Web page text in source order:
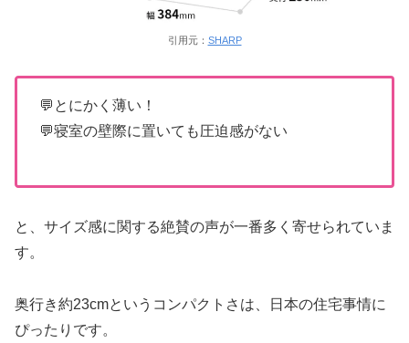
引用元： SHARP
💬とにかく薄い！
💬寝室の壁際に置いても圧迫感がない
と、サイズ感に関する絶賛の声が一番多く寄せられていま
す。
奥行き約23cmというコンパクトさは、日本の住宅事情に
ぴったりです。